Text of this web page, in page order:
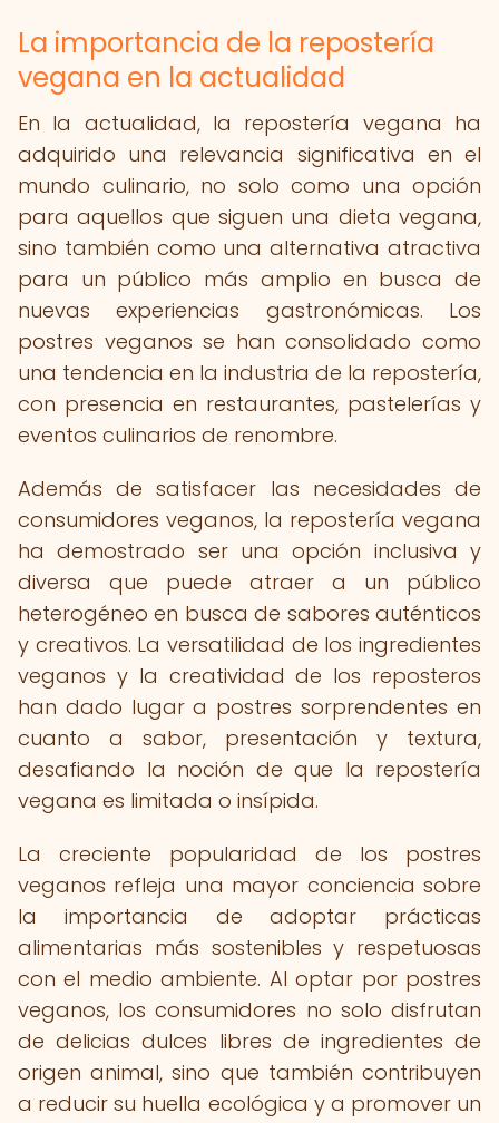
La importancia de la repostería
vegana en la actualidad
En la actualidad, la repostería vegana ha
adquirido una relevancia significativa en el
mundo culinario, no solo como una opción
para aquellos que siguen una dieta vegana,
sino también como una alternativa atractiva
para un público más amplio en busca de
nuevas experiencias gastronómicas. Los
postres veganos se han consolidado como
una tendencia en la industria de la repostería,
con presencia en restaurantes, pastelerías y
eventos culinarios de renombre.
Además de satisfacer las necesidades de
consumidores veganos, la repostería vegana
ha demostrado ser una opción inclusiva y
diversa que puede atraer a un público
heterogéneo en busca de sabores auténticos
y creativos. La versatilidad de los ingredientes
veganos y la creatividad de los reposteros
han dado lugar a postres sorprendentes en
cuanto a sabor, presentación y textura,
desafiando la noción de que la repostería
vegana es limitada o insípida.
La creciente popularidad de los postres
veganos refleja una mayor conciencia sobre
la importancia de adoptar prácticas
alimentarias más sostenibles y respetuosas
con el medio ambiente. Al optar por postres
veganos, los consumidores no solo disfrutan
de delicias dulces libres de ingredientes de
origen animal, sino que también contribuyen
a reducir su huella ecológica y a promover un